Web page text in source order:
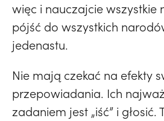
więc i nauczajcie wszystkie
pójść do wszystkich
jedenastu.
Nie mają czekać na efekty
przepowiadania. Ich
zadaniem jest „iść” i głosić.